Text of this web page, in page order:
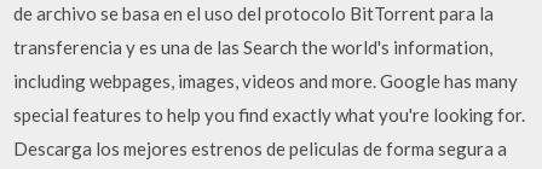
de archivo se basa en el uso del protocolo BitTorrent para la
transferencia y es una de las Search the world's information,
including webpages, images, videos and more. Google has many
special features to help you find exactly what you're looking for.
Descarga los mejores estrenos de peliculas de forma segura a